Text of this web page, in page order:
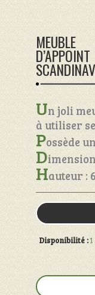
Un joli
à utiliser
Possède
D
Hauteur :
MEUBLE
D’APPOINT
Disponibilité :
de
Meuble